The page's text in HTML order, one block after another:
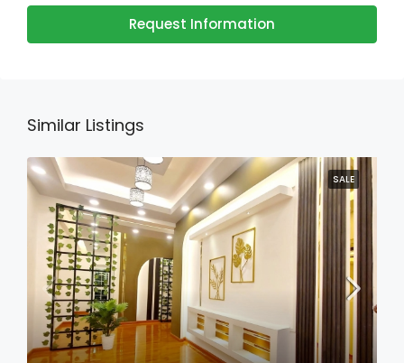
Request Information
Similar Listings
SALE